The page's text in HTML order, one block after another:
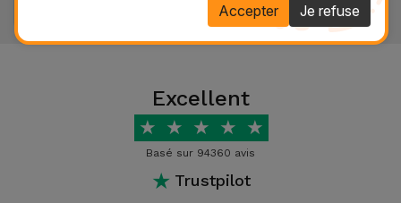
Tablette
Excellent
★ ★ ★ ★ ★
Basé sur 94360 avis
★ Trustpilot
Je refuse
Accepter